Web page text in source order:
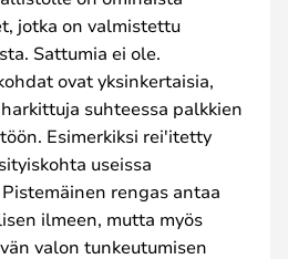
jotka on valmistettu
Sattumia ei ole.
ovat yksinkertaisia,
suhteessa palkkien
Esimerkiksi rei'itetty
useissa
rengas antaa
ilmeen, mutta myös
valon tunkeutumisen